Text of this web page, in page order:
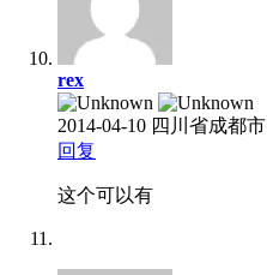
rex
2014-04-10 四川省成都市
回复
这个可以有